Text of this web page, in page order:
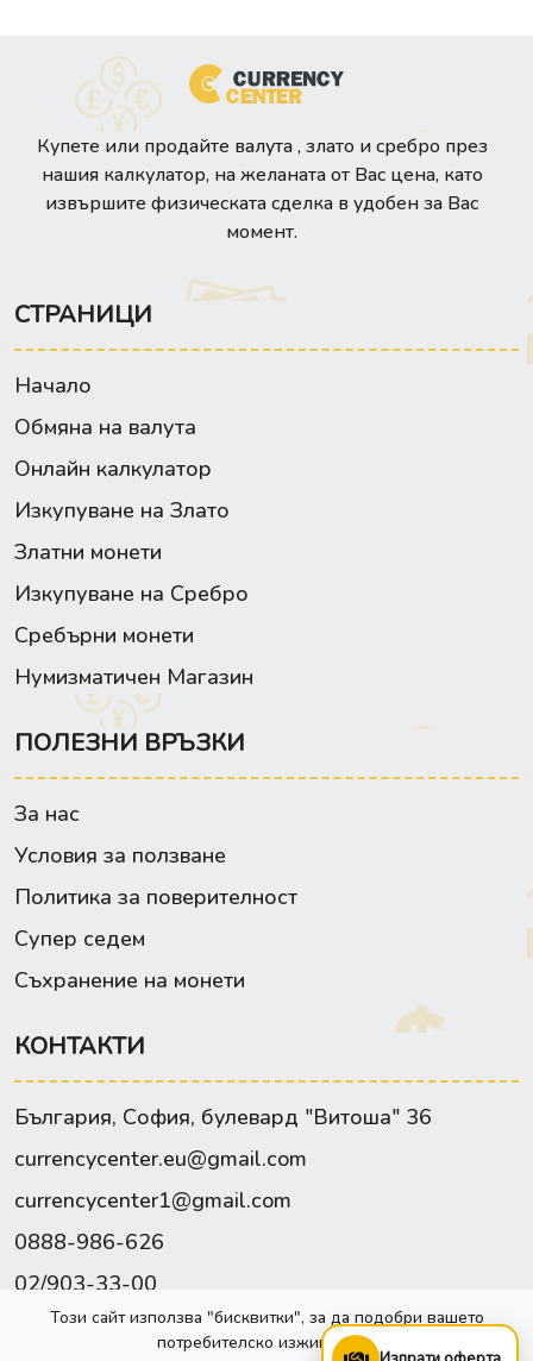
Купете или продайте валута , злато и сребро през
нашия калкулатор, на желаната от Вас цена, като
извършите физическата сделка в удобен за Вас
момент.
СТРАНИЦИ
Начало
Обмяна на валута
Онлайн калкулатор
Изкупуване на Злато
Златни монети
Изкупуване на Сребро
Сребърни монети
Нумизматичен Магазин
ПОЛЕЗНИ ВРЪЗКИ
За нас
Условия за ползване
Политика за поверителност
Супер седем
Съхранение на монети
КОНТАКТИ
България, София, булевард "Витоша" 36
currencycenter.eu@gmail.com
currencycenter1@gmail.com
0888-986-626
02/903-33-00
Facebook
Този сайт използва "бисквитки", за да подобри вашето
потребителско изживяване.